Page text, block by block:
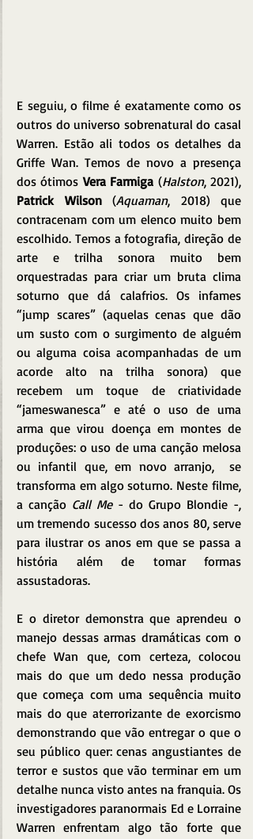
E seguiu, o filme é exatamente como os
outros do universo sobrenatural do casal
Warren. Estão ali todos os detalhes da
Griffe Wan. Temos de novo a presença
dos ótimos Vera Farmiga (Halston
Patrick Wilson (Aquaman, 2018) que
contracenam com um elenco muito bem
escolhido. Temos a fotografia, direção de
arte e trilha sonora muito bem
orquestradas para criar um bruta clima
soturno que dá calafrios. Os infames
“jump scares” (aquelas cenas que dão
um susto com o surgimento de alguém
ou alguma coisa acompanhadas de um
acorde alto na trilha sonora) que
recebem um toque de criatividade
“jameswanesca” e até o uso de uma
arma que virou doença em montes de
produções: o uso de uma canção melosa
ou infantil que, em novo arranjo,  se
transforma em algo soturno. Neste filme,
a canção Call Me - do Grupo Blondie -,
um tremendo sucesso dos anos 80, serve
para ilustrar os anos em que se passa a
história além de tomar formas
assustadoras.
E o diretor demonstra que aprendeu o
manejo dessas armas dramáticas com o
chefe Wan que, com certeza, colocou
mais do que um dedo nessa produção
que começa com uma sequência muito
mais do que aterrorizante de exorcismo
demonstrando que vão entregar o que o
seu público quer: cenas angustiantes de
terror e sustos que vão terminar em um
detalhe nunca visto antes na franquia. Os
investigadores paranormais Ed e Lorraine
Warren enfrentam algo tão forte que